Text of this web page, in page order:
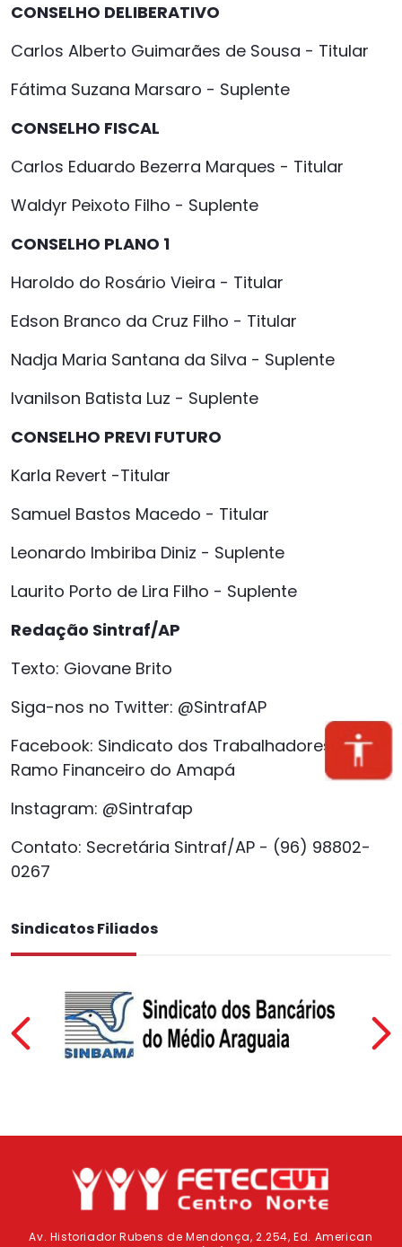
CONSELHO DELIBERATIVO
Carlos Alberto Guimarães de Sousa - Titular
Fátima Suzana Marsaro - Suplente
CONSELHO FISCAL
Carlos Eduardo Bezerra Marques - Titular
Waldyr Peixoto Filho - Suplente
CONSELHO PLANO 1
Haroldo do Rosário Vieira - Titular
Edson Branco da Cruz Filho - Titular
Nadja Maria Santana da Silva - Suplente
Ivanilson Batista Luz - Suplente
CONSELHO PREVI FUTURO
Karla Revert -Titular
Samuel Bastos Macedo - Titular
Leonardo Imbiriba Diniz - Suplente
Laurito Porto de Lira Filho - Suplente
Redação Sintraf/AP
Texto: Giovane Brito
Siga-nos no Twitter: @SintrafAP
Facebook: Sindicato dos Trabalhadores do
Ramo Financeiro do Amapá
Instagram: @Sintrafap
Contato: Secretária Sintraf/AP - (96) 98802-
0267
Sindicatos Filiados
Previous
Av. Historiador Rubens de Mendonça, 2.254, Ed. American